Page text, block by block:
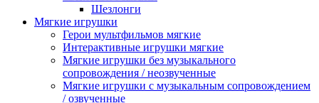
Шезлонги
Мягкие игрушки
Герои мультфильмов мягкие
Интерактивные игрушки мягкие
Мягкие игрушки без музыкального
сопровождения / неозвученные
Мягкие игрушки с музыкальным сопровождением
/ озвученные